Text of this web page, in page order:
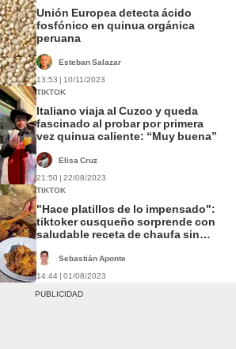
Unión Europea detecta ácido
fosfónico en quinua orgánica
peruana
Esteban Salazar
13:53 | 10/11/2023
TIKTOK
Italiano viaja al Cuzco y queda
fascinado al probar por primera
vez quinua caliente: “Muy buena”
Elisa Cruz
21:50 | 22/08/2023
TIKTOK
"Hace platillos de lo impensado":
tiktoker cusqueño sorprende con
saludable receta de chaufa sin
Sebastián Aponte
14:44 | 01/08/2023